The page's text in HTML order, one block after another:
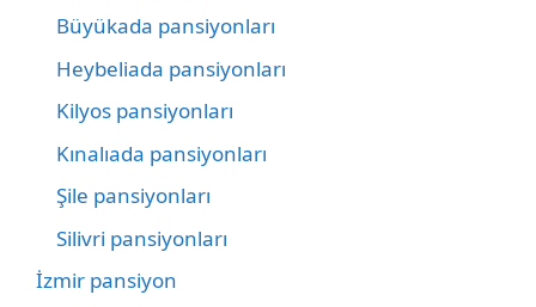
Büyükada pansiyonları
Heybeliada pansiyonları
Kilyos pansiyonları
Kınalıada pansiyonları
Şile pansiyonları
Silivri pansiyonları
İzmir pansiyon